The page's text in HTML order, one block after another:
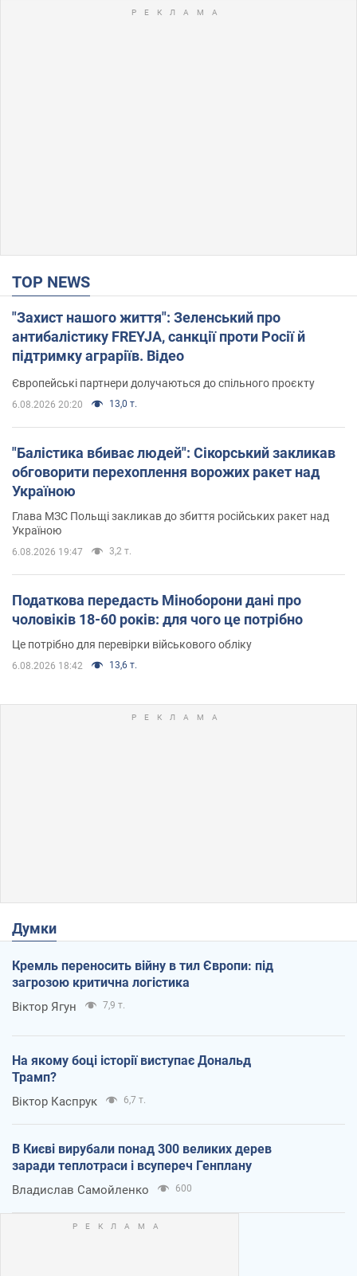
TOP NEWS
"Захист нашого життя": Зеленський про
антибалістику FREYJA, санкції проти Росії й
підтримку аграріїв. Відео
Європейські партнери долучаються до спільного проєкту
6.08.2026 20:20 13,0 т.
"Балістика вбиває людей": Сікорський закликав
обговорити перехоплення ворожих ракет над
Україною
Глава МЗС Польщі закликав до збиття російських ракет над
Україною
6.08.2026 19:47 3,2 т.
Податкова передасть Міноборони дані про
чоловіків 18-60 років: для чого це потрібно
Це потрібно для перевірки військового обліку
6.08.2026 18:42 13,6 т.
Думки
Кремль переносить війну в тил Європи: під
загрозою критична логістика
Віктор Ягун 7,9 т.
На якому боці історії виступає Дональд
Трамп?
Віктор Каспрук 6,7 т.
В Києві вирубали понад 300 великих дерев
заради теплотраси і всупереч Генплану
Владислав Самойленко 600